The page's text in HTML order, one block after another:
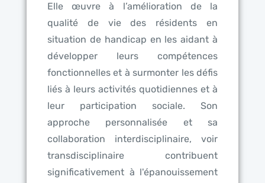
Elle œuvre à l’amélioration de la
qualité de vie des résidents en
situation de handicap en les aidant à
développer leurs compétences
fonctionnelles et à surmonter les défis
liés à leurs activités quotidiennes et à
leur participation sociale. Son
approche personnalisée et sa
collaboration interdisciplinaire, voir
transdisciplinaire contribuent
significativement à l'épanouissement